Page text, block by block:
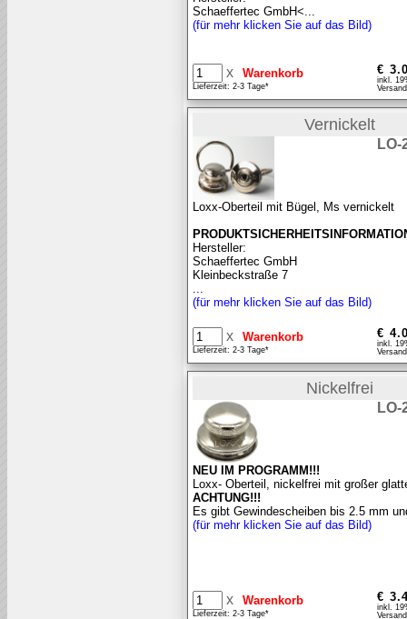
Schaeffertec GmbH<...
(für mehr klicken Sie auf das Bild)
x
Lieferzeit: 2-3 Tage*
€
inkl.
Vernickelt
LO-
Loxx-Oberteil mit Bügel, Ms vernickelt
Hersteller:
Schaeffertec GmbH
Kleinbeckstraße 7
(für mehr klicken Sie auf das Bild)
x
Lieferzeit: 2-3 Tage*
€
inkl.
Nickelfrei
LO-
NEU IM PROGRAMM!!!
Loxx- Oberteil, nickelfrei mit großer
ACHTUNG!!!
Es gibt Gewindescheiben bis 2.5 mm
(für mehr klicken Sie auf das Bild)
x
Lieferzeit: 2-3 Tage*
€
inkl.